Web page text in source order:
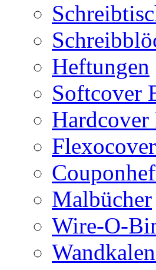
Heftungen
Softcover
Hardcover
Malbücher
Wire-O-